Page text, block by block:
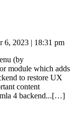
6, 2023 | 18:31 pm
(by
module which adds
to restore UX
content
4 backend...[…]